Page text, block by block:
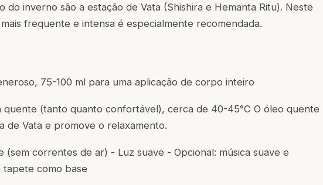
do inverno são a estação de Vata (Shishira e Hemanta Ritu). Neste
frequente e intensa é especialmente recomendada.
75-100 ml para uma aplicação de corpo inteiro
quente (tanto quanto confortável), cerca de 40-45°C O óleo quente
de Vata e promove o relaxamento.
(sem correntes de ar) - Luz suave - Opcional: música suave e
tapete como base